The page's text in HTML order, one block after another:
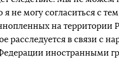
я не могу согласиться с
на территории
расследуется в связи с
иностранными